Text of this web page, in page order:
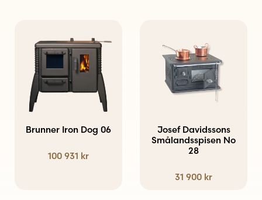
Brunner Iron Dog 06
100 931 kr
Josef Davidssons
Smålandsspisen No
28
31 900 kr
här
produkten
varianter.
De
alternativen